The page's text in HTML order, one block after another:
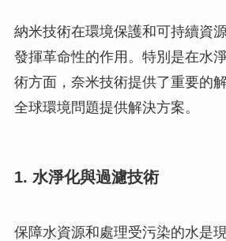
納米技術在環境保護和可持續資
發揮革命性的作用。特別是在水
術方面，奈米技術提供了重要的
全球環境問題提供解決方案。
1. 水淨化與過濾技術
保障水資源和處理受污染的水是